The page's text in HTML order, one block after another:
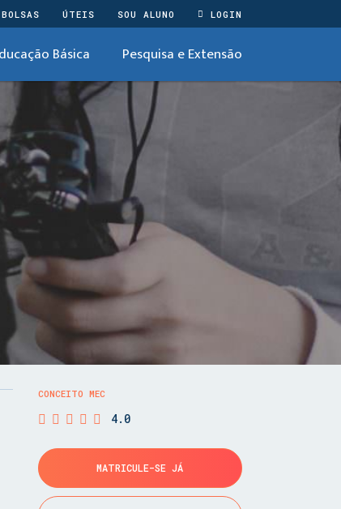
BOLSAS ÚTEIS SOU ALUNO LOGIN
Básica Pesquisa e Extensão
CONCEITO MEC
4.0
MATRICULE-SE JÁ